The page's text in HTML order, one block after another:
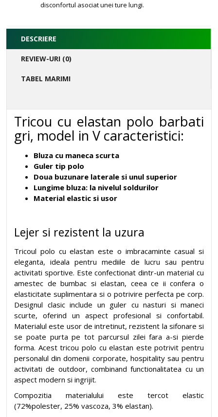
disconfortul asociat unei ture lungi.
DESCRIERE
REVIEW-URI (0)
TABEL MARIMI
Tricou cu elastan polo barbati
gri, model in V caracteristici:
Bluza cu maneca scurta
Guler tip polo
Doua buzunare laterale si unul superior
Lungime bluza: la nivelul soldurilor
Material elastic si usor
Lejer si rezistent la uzura
Tricoul polo cu elastan este o imbracaminte casual si
eleganta, ideala pentru mediile de lucru sau pentru
activitati sportive. Este confectionat dintr-un material cu
amestec de bumbac si elastan, ceea ce ii confera o
elasticitate suplimentara si o potrivire perfecta pe corp.
Designul clasic include un guler cu nasturi si maneci
scurte, oferind un aspect profesional si confortabil.
Materialul este usor de intretinut, rezistent la sifonare si
se poate purta pe tot parcursul zilei fara a-si pierde
forma. Acest tricou polo cu elastan este potrivit pentru
personalul din domenii corporate, hospitality sau pentru
activitati de outdoor, combinand functionalitatea cu un
aspect modern si ingrijit.
Compozitia materialului este tercot elastic
(72%polester, 25% vascoza, 3% elastan).